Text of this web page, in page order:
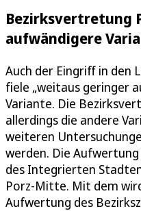
Bezirksvertretung
aufwändigere
Auch der Eingriff in den
fiele „weitaus geringer
Variante. Die
allerdings die andere
weiteren
werden. Die
des Integrierten
Porz-Mitte. Mit dem
Aufwertung des